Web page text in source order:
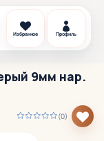
Избранное Профиль
9мм нар.
(0)